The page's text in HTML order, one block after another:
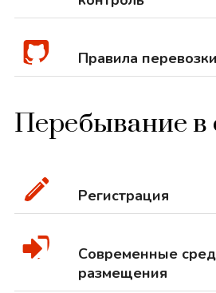
Правила
Перебывание в
Регистрация
Современные
размещения